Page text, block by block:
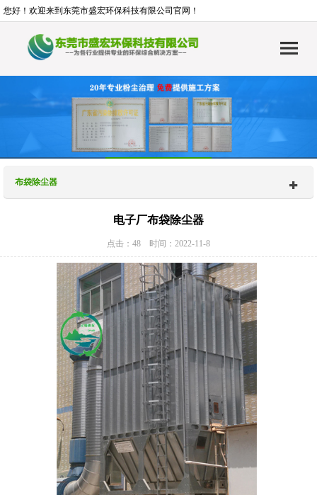
您好！欢迎来到东莞市盛宏环保科技有限公司官网！
布袋除尘器
电子厂布袋除尘器
点击：48 时间：2022-11-8